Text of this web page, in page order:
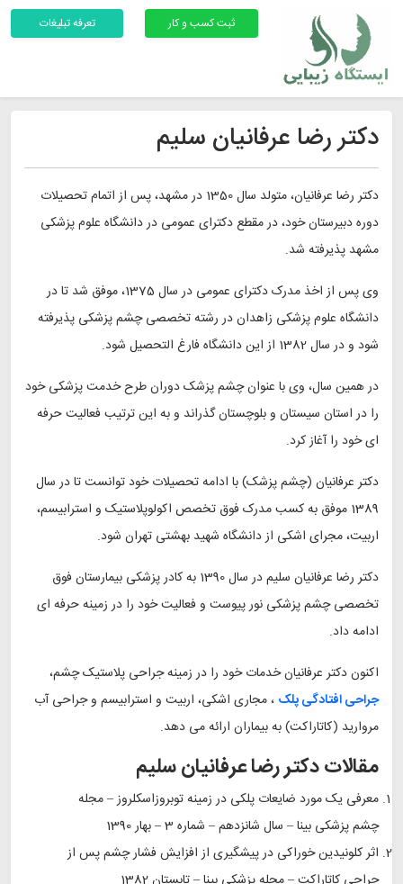
ثبت کسب و کار تعرفه تبلیغات
دکتر رضا عرفانیان سلیم
دکتر رضا عرفانیان، متولد سال 1350 در مشهد، پس از اتمام تحصیلات
دوره دبیرستان خود، در مقطع دکترای عمومی در دانشگاه علوم پزشکی
مشهد پذیرفته شد.
وی پس از اخذ مدرک دکترای عمومی در سال 1375، موفق شد تا در
دانشگاه علوم پزشکی زاهدان در رشته تخصصی چشم پزشکی پذیرفته
شود و در سال 1382 از این دانشگاه فارغ التحصیل شود.
در همین سال، وی با عنوان چشم پزشک دوران طرح خدمت پزشکی خود
را در استان سیستان و بلوچستان گذراند و به این ترتیب فعالیت حرفه
ای خود را آغاز کرد.
دکتر عرفانیان (چشم پزشک) با ادامه تحصیلات خود توانست تا در سال
1389 موفق به کسب مدرک فوق تخصص اکولوپلاستیک و استرابیسم،
اربیت، مجرای اشکی از دانشگاه شهید بهشتی تهران شود.
دکتر رضا عرفانیان سلیم در سال 1390 به کادر پزشکی بیمارستان فوق
تخصصی چشم پزشکی نور پیوست و فعالیت خود را در زمینه حرفه ای
ادامه داد.
اکنون دکتر عرفانیان خدمات خود را در زمینه جراحی پلاستیک چشم،
جراحی افتادگی پلک ، مجاری اشکی، اربیت و استرابیسم و جراحی آب
مروارید (کاتاراکت) به بیماران ارائه می دهد.
مقالات دکتر رضا عرفانیان سلیم
معرفی یک مورد ضایعات پلکی در زمینه توبروزاسکلروز – مجله
چشم پزشکی بینا – سال شانزدهم – شماره 3 – بهار 1390
اثر کلونیدین خوراکی در پیشگیری از افزایش فشار چشم پس از